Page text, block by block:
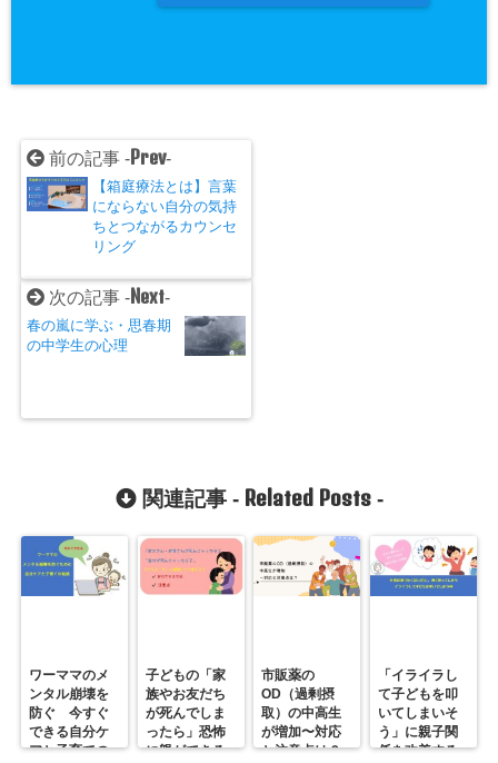
前の記事 -Prev-
【箱庭療法とは】言葉
にならない自分の気持
ちとつながるカウンセ
リング
次の記事 -Next-
春の嵐に学ぶ・思春期
の中学生の心理
関連記事 - Related Posts-
ワーママのメ
ンタル崩壊を
防ぐ 今すぐ
できる自分ケ
アと子育ての
子どもの「家
族やお友だち
が死んでしま
ったら」恐怖
に親ができる
市販薬の
OD（過剰摂
取）の中高生
が増加〜対応
と注意点は？
「イライラし
て子どもを叩
いてしまいそ
う」に親子関
係を改善する